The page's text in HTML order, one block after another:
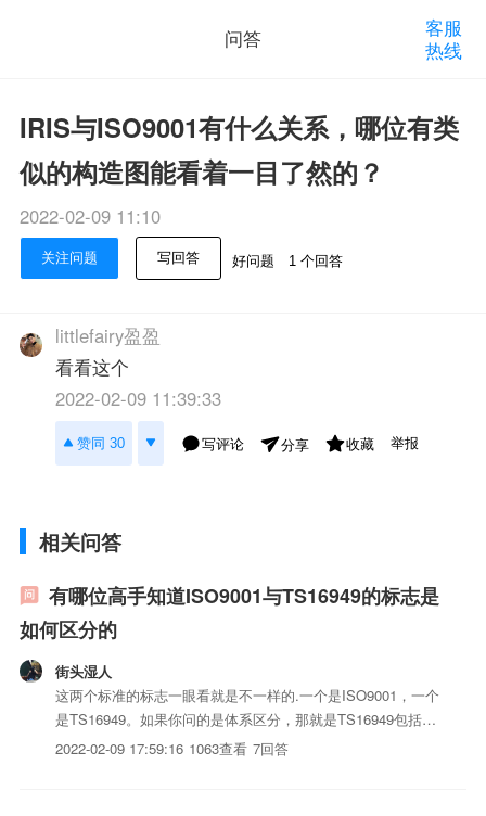
问答
客服
热线
IRIS与ISO9001有什么关系，哪位有类
似的构造图能看着一目了然的？
2022-02-09 11:10
关注问题 写回答 好问题 1 个回答
littlefairy盈盈
看看这个
2022-02-09 11:39:33
赞同 30 写评论 分享 收藏 举报
相关问答
有哪位高手知道ISO9001与TS16949的标志是
如何区分的
街头湿人
这两个标准的标志一眼看就是不一样的.一个是ISO9001，一个
是TS16949。如果你问的是体系区分，那就是TS16949包括了
ISO9001加五大工具及汽车行业客户的特殊要求。
2022-02-09 17:59:16 1063查看 7回答